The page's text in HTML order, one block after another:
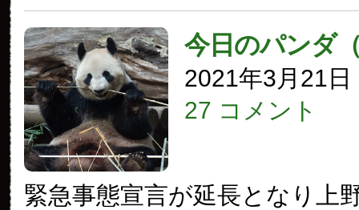
今日のパンダ
2021年3月21日
27 コメント
緊急事態宣言が延長となり上